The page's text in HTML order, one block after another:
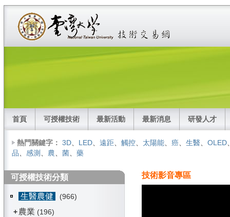
首頁 可授權技術 最新活動 最新消息 研發人才
熱門關鍵字： 3D、 LED、 遠距、 觸控、 太陽能、 癌、 生醫、 OLED
品、 感測 、 農、 菌、 藥
可授權技術分類
生醫農健
(966)
+ 農業 (196)
技術影音專區